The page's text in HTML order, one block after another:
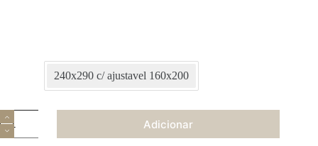
240x290 c/ ajustavel 160x200
Quantidade
de
Jogo
Adicionar